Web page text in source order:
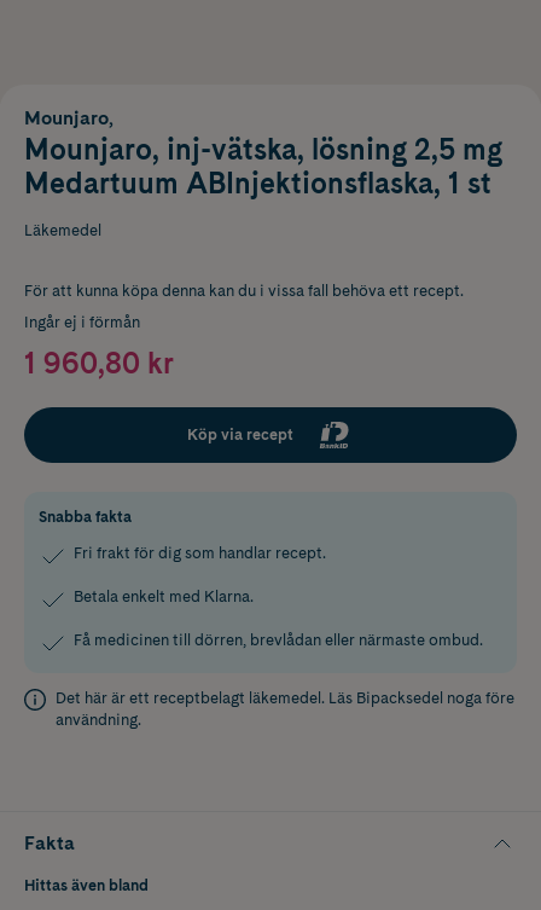
Mounjaro,
Mounjaro, inj-vätska, lösning 2,5 mg
Medartuum ABInjektionsflaska, 1 st
Läkemedel
För att kunna köpa denna kan du i vissa fall behöva ett recept.
Ingår ej i förmån
1 960,80 kr
Köp via recept
Snabba fakta
Fri frakt för dig som handlar recept.
Betala enkelt med Klarna.
Få medicinen till dörren, brevlådan eller närmaste ombud.
Det här är ett receptbelagt läkemedel. Läs Bipacksedel noga före
användning.
Fakta
Hittas även bland